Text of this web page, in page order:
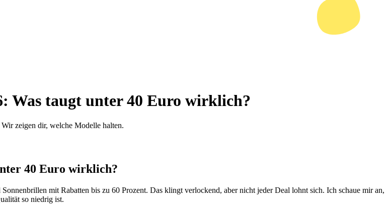
Was taugt unter 40 Euro wirklich?
zeigen dir, welche Modelle halten.
40 Euro wirklich?
mit Rabatten bis zu 60 Prozent. Das klingt verlockend, aber nicht jeder Deal lohnt sich. Ich schaue mir an,
so niedrig ist.